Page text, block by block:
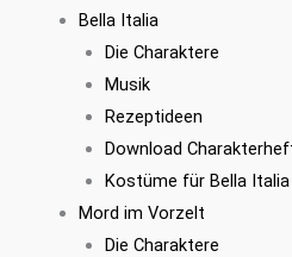
Bella Italia
Die Charaktere
Musik
Rezeptideen
Download
Kostüme für Bella Italia
Mord im Vorzelt
Die Charaktere